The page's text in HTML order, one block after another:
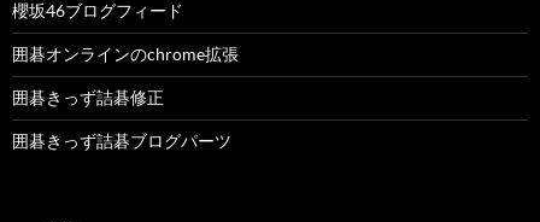
櫻坂46ブログフィード
囲碁オンラインのchrome拡張
囲碁きっず詰碁修正
囲碁きっず詰碁ブログパーツ